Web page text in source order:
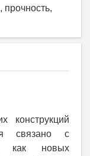
конструкций
связано с
как новых